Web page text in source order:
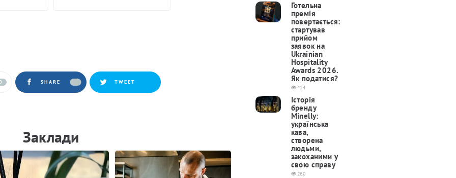
SHARE TWEET
Заклади
Готельна
премія
повертається:
cтартував
прийом
заявок на
Ukrainian
Hospitality
Awards 2026.
Як податися?
414
Історія
бренду
Minelly:
українська
кава,
створена
людьми,
закоханими у
свою справу
260